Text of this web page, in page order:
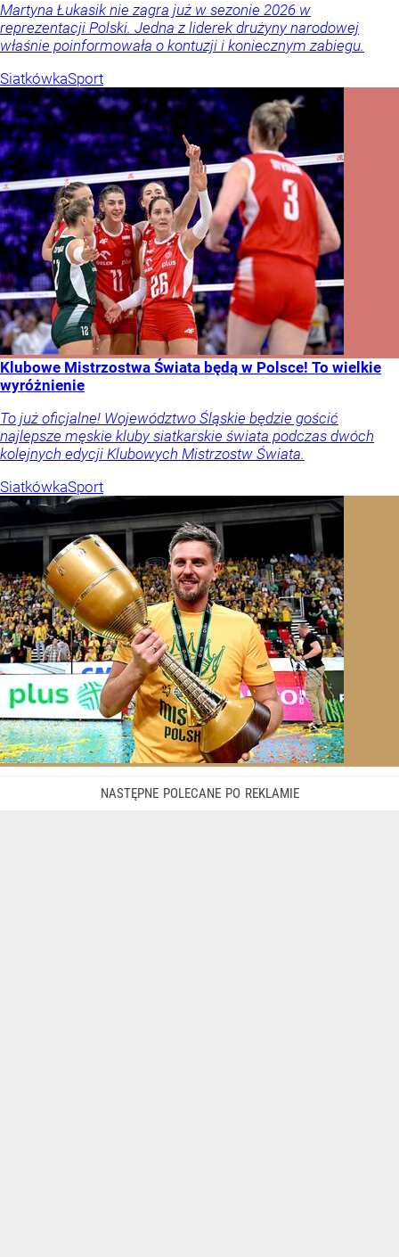
Martyna Łukasik nie zagra już w sezonie 2026 w
reprezentacji Polski. Jedna z liderek drużyny narodowej
właśnie poinformowała o kontuzji i koniecznym zabiegu.
SiatkówkaSport
Klubowe Mistrzostwa Świata będą w Polsce! To wielkie
wyróżnienie
To już oficjalne! Województwo Śląskie będzie gościć
najlepsze męskie kluby siatkarskie świata podczas dwóch
kolejnych edycji Klubowych Mistrzostw Świata.
SiatkówkaSport